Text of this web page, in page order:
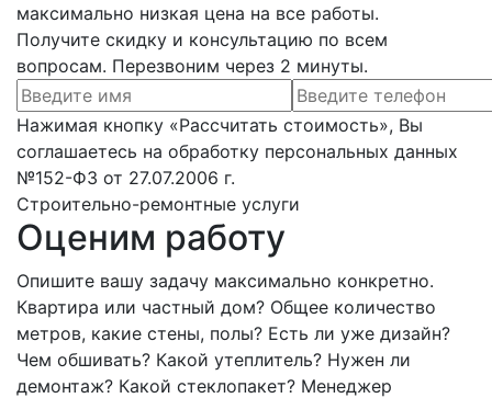
максимально низкая цена на все работы.
Получите скидку и консультацию по всем
вопросам. Перезвоним через 2 минуты.
Нажимая кнопку «Рассчитать стоимость», Вы
соглашаетесь на обработку персональных данных
№152-ФЗ от 27.07.2006 г.
Строительно-ремонтные услуги
Оценим работу
Опишите вашу задачу максимально конкретно.
Квартира или частный дом? Общее количество
метров, какие стены, полы? Есть ли уже дизайн?
Чем обшивать? Какой утеплитель? Нужен ли
демонтаж? Какой стеклопакет? Менеджер